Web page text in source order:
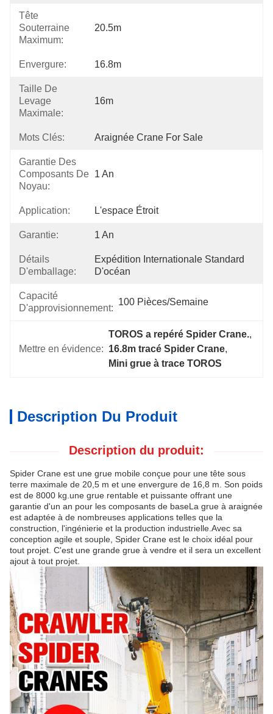
Tête
Souterraine
Maximum:
20.5m
Envergure: 16.8m
Taille De
Levage
Maximale:
16m
Mots Clés: Araignée Crane For Sale
Garantie Des
Composants De
Noyau:
1 An
Application: L'espace Étroit
Garantie: 1 An
Détails
D'emballage:
Expédition Internationale Standard
D'océan
Capacité
D'approvisionnement:
100 Pièces/semaine
Mettre en évidence:
TOROS a repéré Spider Crane.
16.8m tracé Spider Crane,
Mini grue à trace TOROS
Description Du Produit
Description du produit:
Spider Crane est une grue mobile conçue pour une tête sous
terre maximale de 20,5 m et une envergure de 16,8 m. Son poids
est de 8000 kg.une grue rentable et puissante offrant une
garantie d'un an pour les composants de baseLa grue à araignée
est adaptée à de nombreuses applications telles que la
construction, l'ingénierie et la production industrielle.Avec sa
conception agile et souple, Spider Crane est le choix idéal pour
tout projet. C'est une grande grue à vendre et il sera un excellent
ajout à tout projet.